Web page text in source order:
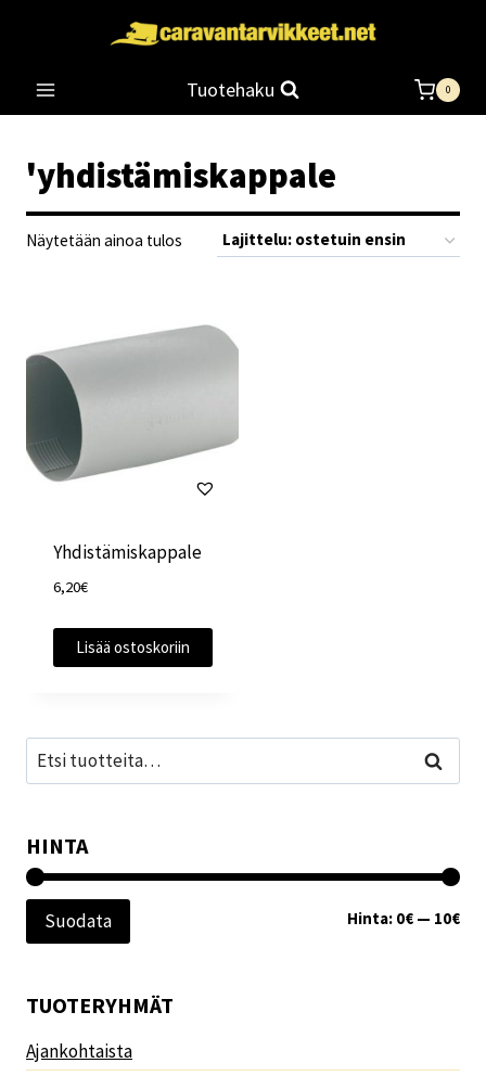
Tuotehaku 0
'yhdistämiskappale
Näytetään ainoa tulos
Yhdistämiskappale
6,20€
Lisää ostoskoriin
Etsi: Haku
HINTA
Suodata Hinta: 0€ — 10€
TUOTERYHMÄT
Ajankohtaista